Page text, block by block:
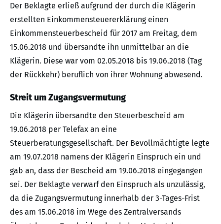
Der Beklagte erließ aufgrund der durch die Klägerin
erstellten Einkommensteuererklärung einen
Einkommensteuerbescheid für 2017 am Freitag, dem
15.06.2018 und übersandte ihn unmittelbar an die
Klägerin. Diese war vom 02.05.2018 bis 19.06.2018 (Tag
der Rückkehr) beruflich von ihrer Wohnung abwesend.
Streit um Zugangsvermutung
Die Klägerin übersandte den Steuerbescheid am
19.06.2018 per Telefax an eine
Steuerberatungsgesellschaft. Der Bevollmächtigte legte
am 19.07.2018 namens der Klägerin Einspruch ein und
gab an, dass der Bescheid am 19.06.2018 eingegangen
sei. Der Beklagte verwarf den Einspruch als unzulässig,
da die Zugangsvermutung innerhalb der 3-Tages-Frist
des am 15.06.2018 im Wege des Zentralversands